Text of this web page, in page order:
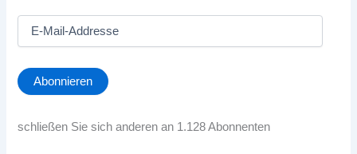
a
i
A
Abonnieren
schließen Sie sich anderen an 1.128 Abonnenten